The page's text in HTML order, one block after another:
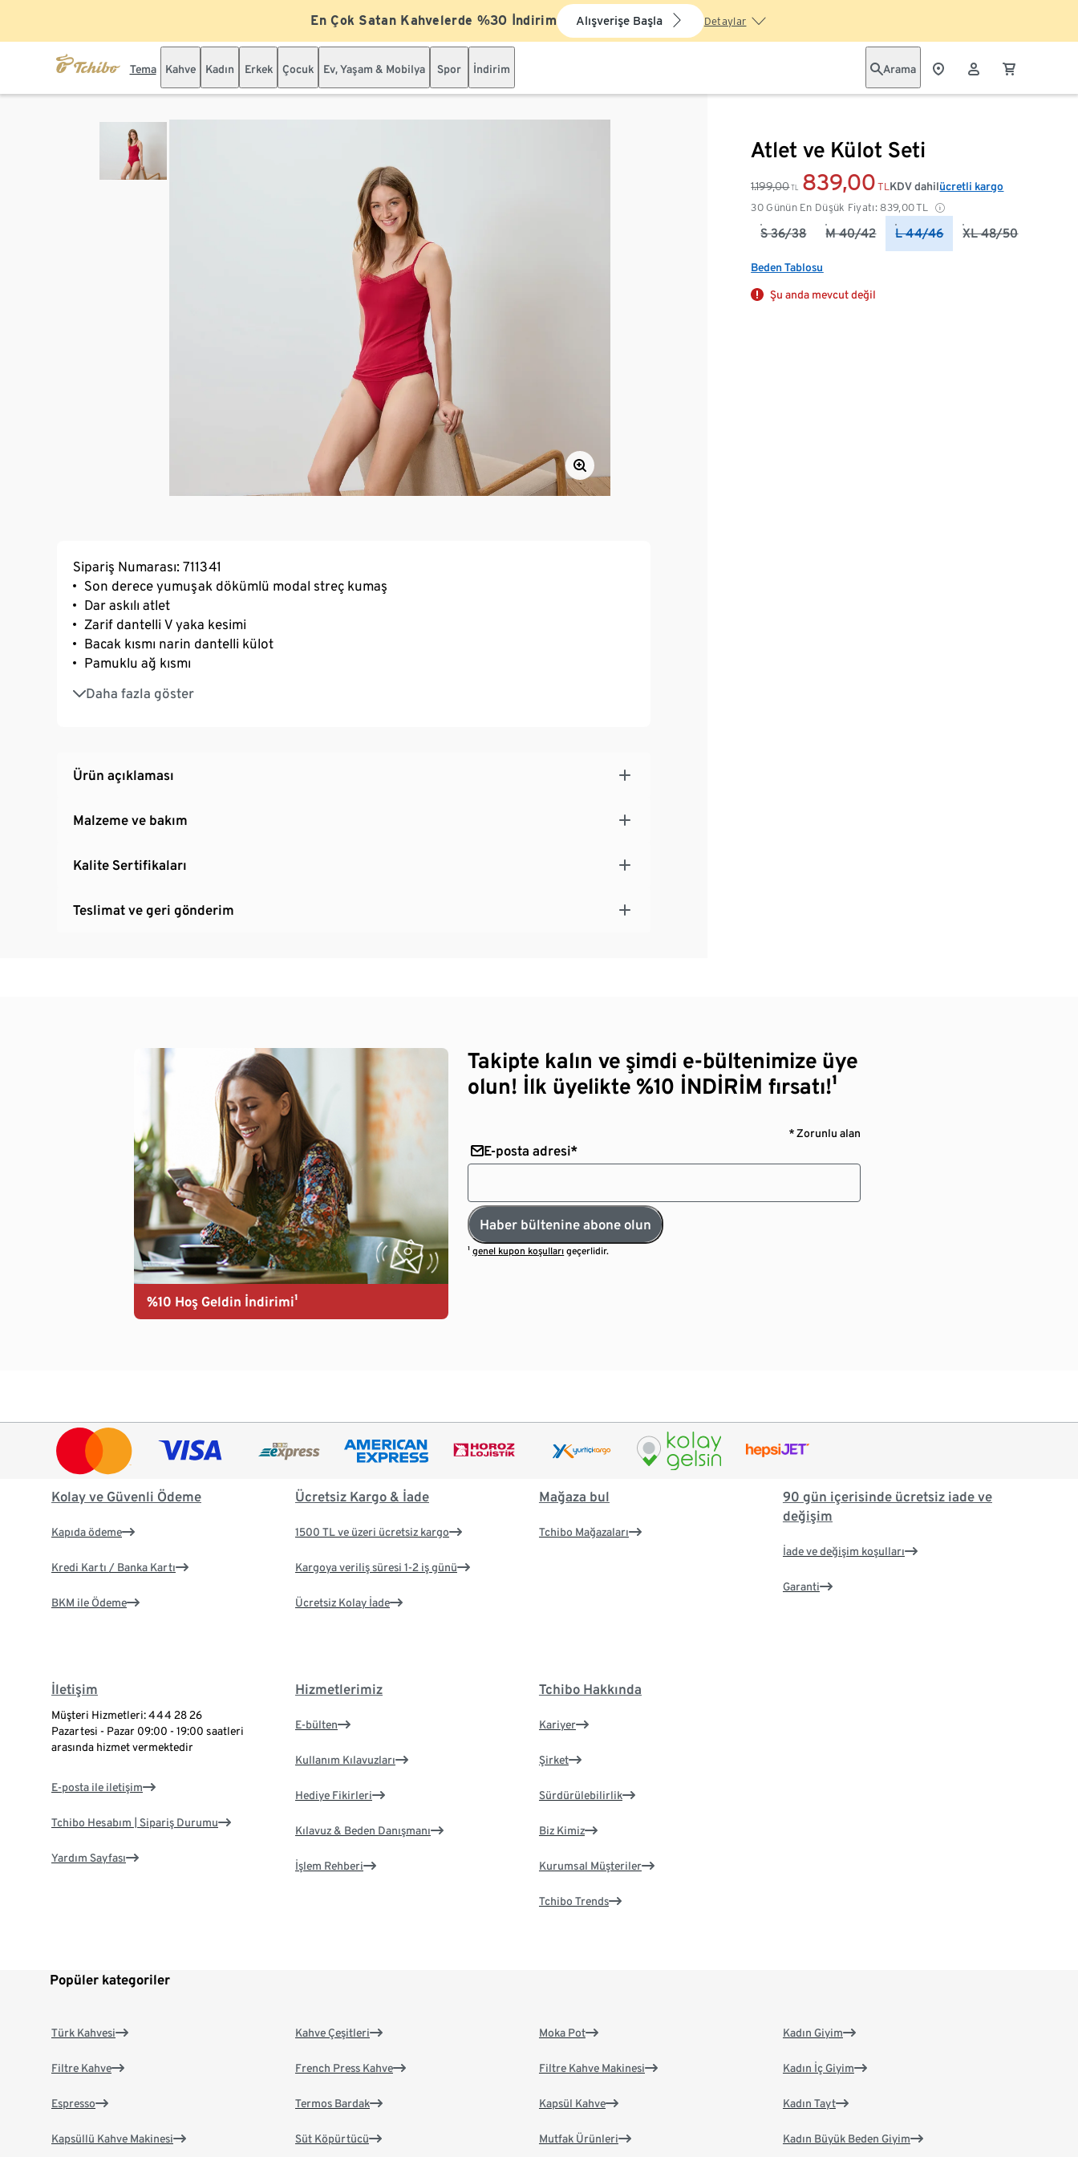
En Çok Satan Kahvelerde %30 İndirim Alışverişe Başla Detaylar
Tema Kahve Kadın Erkek Çocuk Ev, Yaşam & Mobilya Spor İndirim Arama
Atlet ve Külot Seti
1.199,00 TL 839,00 TL
30 Günün En Düşük Fiyatı: 839,00TL
KDV dahilücretli kargo
S 36/38 M 40/42 L 44/46 XL 48/50
Beden Tablosu
Şu anda mevcut değil
Sipariş Numarası: 711341
Son derece yumuşak dökümlü modal streç kumaş
Dar askılı atlet
Zarif dantelli V yaka kesimi
Bacak kısmı narin dantelli külot
Pamuklu ağ kısmı
Daha fazla göster
Uzun ömürlü ve yıkamaya dirençli olması için yüksek kaliteli marka elastanlı
Ürün açıklaması
Malzeme ve bakım
Kalite Sertifikaları
Teslimat ve geri gönderim
%10 Hoş Geldin İndirimi¹
Takipte kalın ve şimdi e-bültenimize üye
olun! İlk üyelikte %10 İNDİRİM fırsatı!¹
* Zorunlu alan
E-posta adresi*
Haber bültenine abone olun
¹genel kupon koşulları geçerlidir.
Kolay ve Güvenli Ödeme
Kapıda ödeme
Kredi Kartı / Banka Kartı
BKM ile Ödeme
Ücretsiz Kargo & İade
1500 TL ve üzeri ücretsiz kargo
Kargoya veriliş süresi 1-2 iş günü
Ücretsiz Kolay İade
Mağaza bul
Tchibo Mağazaları
90 gün içerisinde ücretsiz iade ve
değişim
İade ve değişim koşulları
Garanti
İletişim
Müşteri Hizmetleri: 444 28 26
Pazartesi - Pazar 09:00 - 19:00 saatleri
arasında hizmet vermektedir
E-posta ile iletişim
Tchibo Hesabım | Sipariş Durumu
Yardım Sayfası
Hizmetlerimiz
E-bülten
Kullanım Kılavuzları
Hediye Fikirleri
Kılavuz & Beden Danışmanı
İşlem Rehberi
Tchibo Hakkında
Kariyer
Şirket
Sürdürülebilirlik
Biz Kimiz
Kurumsal Müşteriler
Tchibo Trends
Popüler kategoriler
Türk Kahvesi
Filtre Kahve
Espresso
Kapsüllü Kahve Makinesi
Kahve Çeşitleri
French Press Kahve
Termos Bardak
Süt Köpürtücü
Moka Pot
Filtre Kahve Makinesi
Kapsül Kahve
Mutfak Ürünleri
Kadın Giyim
Kadın İç Giyim
Kadın Tayt
Kadın Büyük Beden Giyim